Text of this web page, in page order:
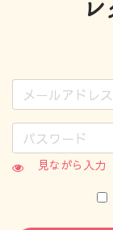
見ながら入力